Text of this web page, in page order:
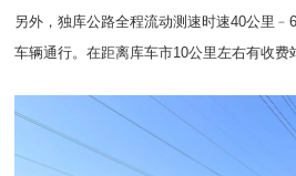
另外，独库公路全程流动测速时速40公里
车辆通行。在距离库车市10公里左右有收费